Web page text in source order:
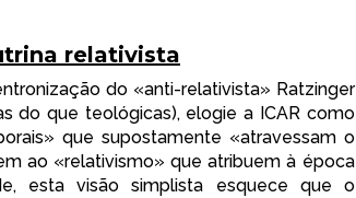
relativista
do «anti-relativista» Ratzinger
do que teológicas), elogie a ICAR como
que supostamente «atravessam o
ao «relativismo» que atribuem à época
esta visão simplista esquece que o